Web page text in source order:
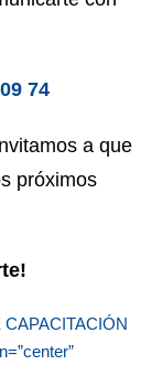
74
a que
próximos